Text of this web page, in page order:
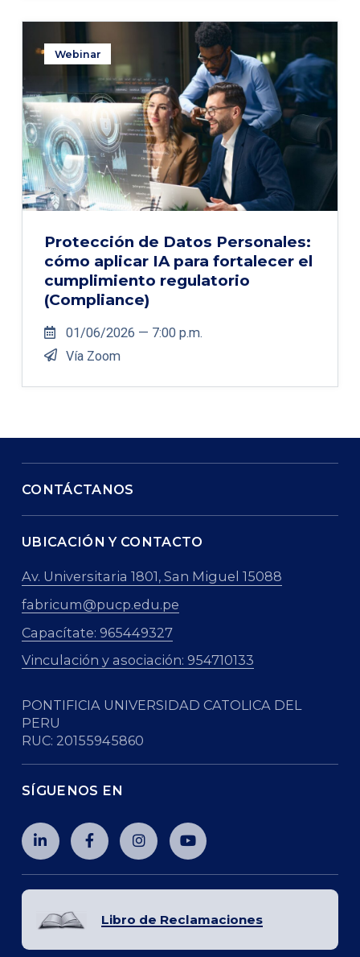
Webinar
Protección de Datos Personales:
cómo aplicar IA para fortalecer el
cumplimiento regulatorio
(Compliance)
01/06/2026 — 7:00 p.m.
Vía Zoom
CONTÁCTANOS
UBICACIÓN Y CONTACTO
Av. Universitaria 1801, San Miguel 15088
fabricum@pucp.edu.pe
Capacítate: 965449327
Vinculación y asociación: 954710133
PONTIFICIA UNIVERSIDAD CATOLICA DEL
PERU
RUC: 20155945860
SÍGUENOS EN
Libro de Reclamaciones